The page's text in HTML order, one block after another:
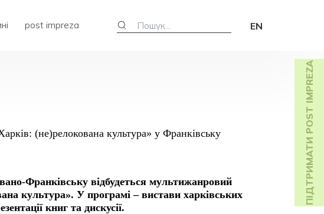
post impreza EN
ПІДТРИМАТИ POST IMPREZA
Франківську відбудеться мультижанровий
культура». У програмі – вистави харківських
книг та дискусії.